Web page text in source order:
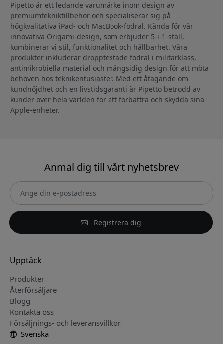
Pipetto är ett ledande varumärke inom design av
premiumtekniktillbehör och specialiserar sig på
högkvalitativa iPad- och MacBook-fodral. Kända för vår
innovativa Origami-design, som erbjuder 5-i-1-ställ,
kombinerar vi stil, funktionalitet och hållbarhet. Våra
produkter inkluderar dropptestade fodral i militärklass,
antimikrobiella material och mångsidig design för att möta
behoven hos teknikentusiaster. Med ett åtagande om
kundnöjdhet och en livstidsgaranti är Pipetto betrodd av
kunder över hela världen för att förbättra och skydda sina
Apple-enheter.
Anmäl dig till vårt nyhetsbrev
Registrera dig
Upptäck
Produkter
Återförsäljare
Blogg
Kontakta oss
Försäljnings- och leveransvillkor
Svenska